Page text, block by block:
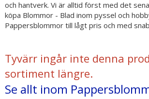
och hantverk. Vi är alltid först med det
köpa Blommor - Blad inom pyssel och
Pappersblommor till lågt pris och med
Tyvärr ingår inte denna
sortiment längre.
Se allt inom